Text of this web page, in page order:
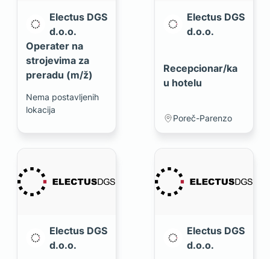
Electus DGS
d.o.o.
Operater na
strojevima za
preradu (m/ž)
Nema postavljenih
lokacija
Electus DGS
d.o.o.
Recepcionar/ka
u hotelu
Poreč-Parenzo
Electus DGS
d.o.o.
Electus DGS
d.o.o.